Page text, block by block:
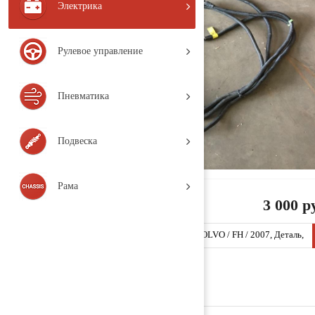
Электрика
Рулевое управление
Пневматика
Подвеска
Рама
3 000
Жгут проводов AdBlue 20914836 (VT411 / VOLVO / FH / 2007, Деталь,